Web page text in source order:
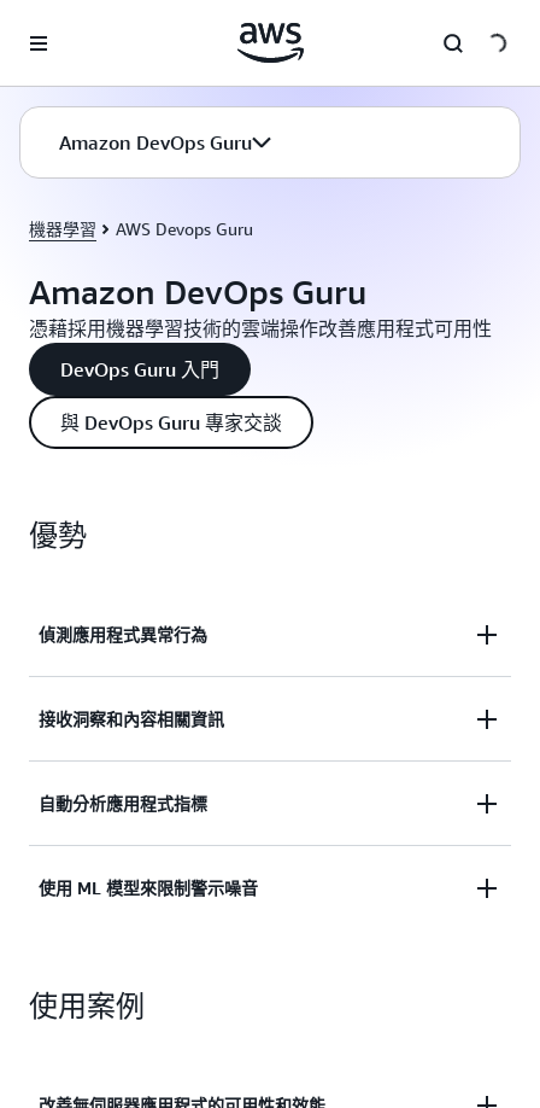
Amazon DevOps Guru
機器學習 AWS Devops Guru
Amazon DevOps Guru
憑藉採用機器學習技術的雲端操作改善應用程式可用性
DevOps Guru 入門
與 DevOps Guru 專家交談
優勢
偵測應用程式異常行為
使用基於 Amazon.com 和 AWS 多年卓越運營經驗的
進一步了解
接收洞察和內容相關資訊
接收有關異常行為的洞察和內容相關資訊，以及切實
進一步了解
自動分析應用程式指標
自動分析應用程式指標、日誌和事件，以適應不斷變
進一步了解
使用 ML 模型來限制警示噪音
注於修復和回應。
使用案例